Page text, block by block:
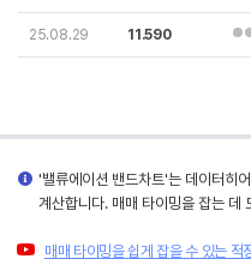
25.08.29 11.590
'밸류에이션 밴드차트'는 데이터히
계산합니다. 매매 타이밍을 잡는 데
매매 타이밍을 쉽게 잡을 수 있는 적